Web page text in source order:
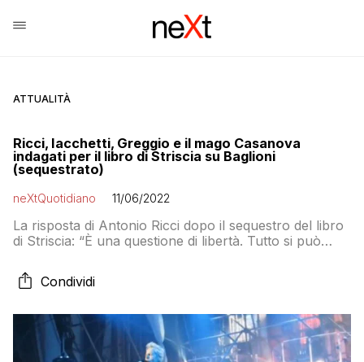
ATTUALITÀ
Ricci, Iacchetti, Greggio e il mago Casanova
indagati per il libro di Striscia su Baglioni
(sequestrato)
neXtQuotidiano 11/06/2022
La risposta di Antonio Ricci dopo il sequestro del libro
di Striscia: “È una questione di libertà. Tutto si può
Condividi